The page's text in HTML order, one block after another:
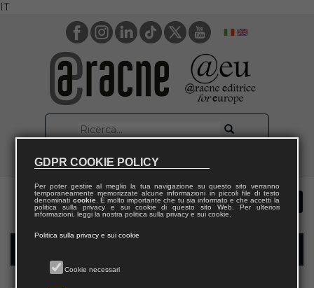
IT
GDPR COOKIE POLICY
Per poter gestire al meglio la tua navigazione su questo sito verranno
temporaneamente memorizzate alcune informazioni in piccoli file di testo
denominati cookie. È molto importante che tu sia informato e che accetti la
politica sulla privacy e sui cookie di questo sito Web. Per ulteriori
informazioni, leggi la nostra politica sulla privacy e sui cookie.
Politica sulla privacy e sui cookie
Cookie necessari